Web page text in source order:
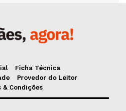
Ficha Técnica
Provedor do Leitor
& Condições